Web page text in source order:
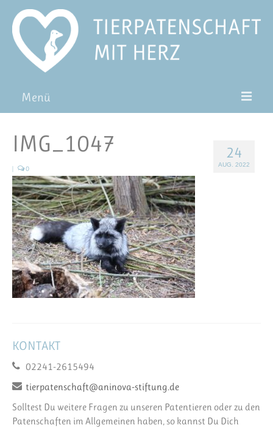
Menü
Pat*in werden
Patenschaft verschenken
Blog
FAQ
24
AUG. 2022
IMG_1047
| 0
KONTAKT
02241-2615494
tierpatenschaft@aninova-stiftung.de
Solltest Du weitere Fragen zu unseren Patentieren oder zu den
Patenschaften im Allgemeinen haben, so kannst Du Dich